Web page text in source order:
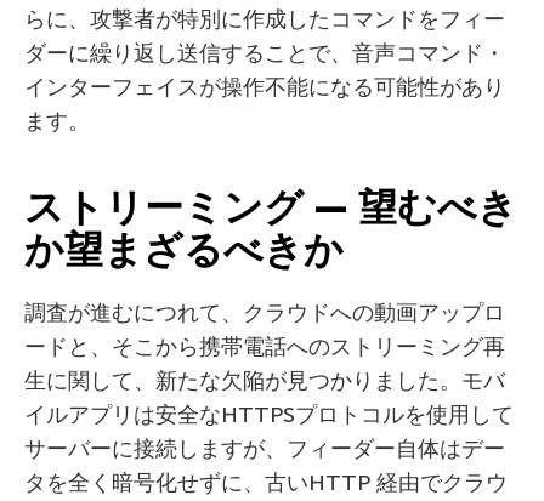
らに、攻撃者が特別に作成したコマンドをフィー
ダーに繰り返し送信することで、音声コマンド・
インターフェイスが操作不能になる可能性があり
ます。
ストリーミング — 望むべき
か望まざるべきか
調査が進むにつれて、クラウドへの動画アップロ
ードと、そこから携帯電話へのストリーミング再
生に関して、新たな欠陥が見つかりました。モバ
イルアプリは安全なHTTPSプロトコルを使用して
サーバーに接続しますが、フィーダー自体はデー
タを全く暗号化せずに、古いHTTP 経由でクラウ